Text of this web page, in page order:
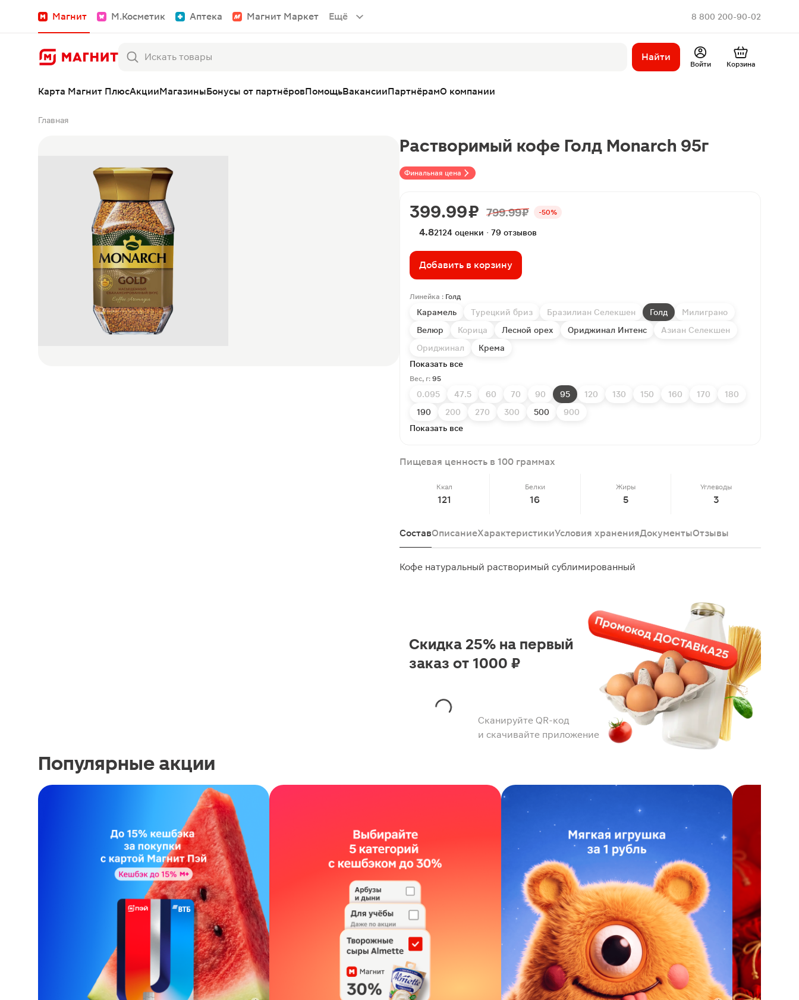
Магнит М.Косметик Аптека Магнит Маркет Ещё 8 800 200-90-02
Найти
Войти Корзина
Карта Магнит ПлюсАкцииМагазиныБонусы от партнёровПомощьВакансииПартнёрамО компании
Главная
Финальная цена
Растворимый кофе Голд Monarch 95г
399.99 ₽ 799.99 ₽ -50%
4.82124 оценки · 79 отзывов
Добавить в корзину
Линейка : Голд
Карамель Турецкий бриз Бразилиан Селекшен Голд
Милиграно
Велюр
Корица Лесной орех Ориджинал Интенс
Азиан Селекшен
Ориджинал
Крема
Показать все
Вес, г: 95
0.095 47.5 60 70 90 95 120 130 150 160 170
180
190
200 270 300 500
900
Показать все
Пищевая ценность в 100 граммах
Ккал
121
Белки
16
Жиры
5
Углеводы
3
СоставОписаниеХарактеристикиУсловия храненияДокументыОтзывы
Кофе натуральный растворимый сублимированный
Сканируйте QR-код
и скачивайте приложение
Скидка 25% на первый
заказ от 1000 ₽
Популярные акции